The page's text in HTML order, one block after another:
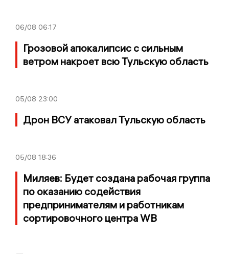
06/08 06:17
Грозовой апокалипсис с сильным
ветром накроет всю Тульскую область
05/08 23:00
Дрон ВСУ атаковал Тульскую область
05/08 18:36
Миляев: Будет создана рабочая группа
по оказанию содействия
предпринимателям и работникам
сортировочного центра WB